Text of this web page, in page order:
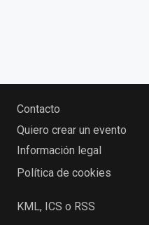
Contacto
Quiero crear un evento
Información legal
Política de cookies
KML, ICS o RSS